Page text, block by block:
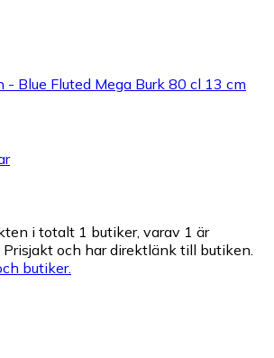
- Blue Fluted Mega Burk 80 cl 13 cm
i totalt 1 butiker, varav 1 är
och har direktlänk till butiken.
butiker.